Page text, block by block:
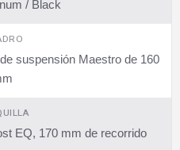
/ Black
suspensión Maestro de 160
EQ, 170 mm de recorrido